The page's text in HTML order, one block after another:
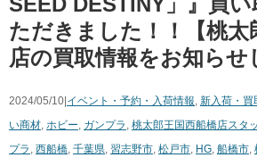
ただきました！！【桃太
店の買取情報をお知らせ
2024/05/10|イベント・予約・入荷情報 新入荷・買
い商材 ホビー ガンプラ 桃太郎王国西船橋店スタ
プラ 西船橋 千葉県 習志野市 松戸市 HG 船橋市